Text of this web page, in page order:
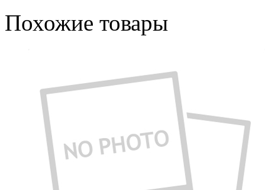
Похожие товары